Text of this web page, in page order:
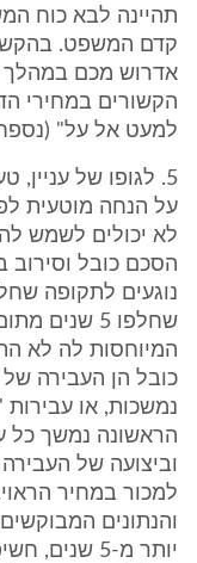
תהיינה לבא כוח
קדם המשפט.
אדרוש מכם במהלך
הקשורים במחירי
למעט אל על" (נספח
על הנחה מוטעית
לא יכולים לשמש
הסכם כובל וסירוב
נוגעים לתקופה
שחלפו 5
המיוחסות לה לא
כובל הן העבירה של
נמשכות, או
הראשונה נמשך כל
וביצועה של
למכור במחיר
והנתונים
יותר מ-5